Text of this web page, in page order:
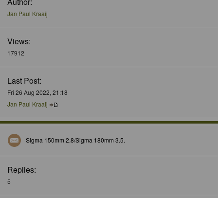
Jan Paul Kraaij
Views:
17912
Last Post:
Fri 26 Aug 2022, 21:18
Jan Paul Kraaij
Sigma 150mm 2.8/Sigma 180mm 3.5.
Replies:
5